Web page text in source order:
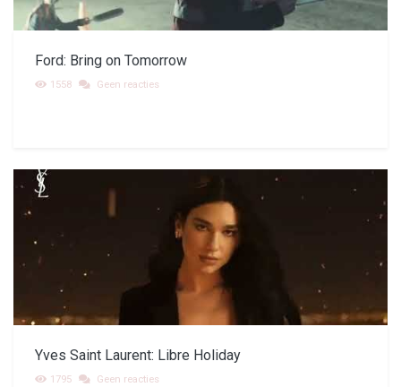
Ford: Bring on Tomorrow
1558 Geen reacties
Yves Saint Laurent: Libre Holiday
1795 Geen reacties